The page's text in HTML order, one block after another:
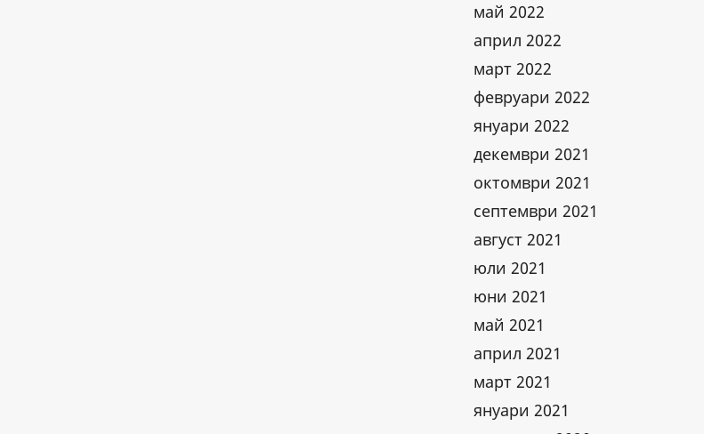
май 2022
април 2022
март 2022
февруари 2022
януари 2022
декември 2021
октомври 2021
септември 2021
август 2021
юли 2021
юни 2021
май 2021
април 2021
март 2021
януари 2021